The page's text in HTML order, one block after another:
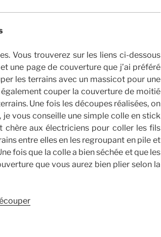
Vous trouverez sur les liens ci-dessous
une page de couverture que j’ai préféré
les terrains avec un massicot pour une
couper la couverture de moitié
Une fois les découpes réalisées, on
vous conseille une simple colle en stick
aux électriciens pour coller les fils
entre elles en les regroupant en pile et
fois que la colle a bien séchée et que les
que vous aurez bien plier selon la